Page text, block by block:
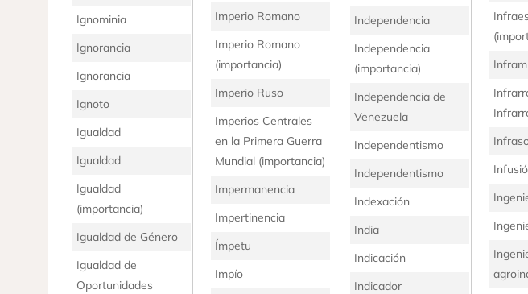
Ignominia
Ignorancia
Ignorancia
Ignoto
Igualdad
Igualdad
Igualdad
(importancia)
Igualdad de Género
Igualdad de
Oportunidades
Imperio Romano
Imperio Romano
(importancia)
Imperio Ruso
Imperios Centrales
en la Primera Guerra
Mundial (importancia)
Impermanencia
Impertinencia
Ímpetu
Impío
Independencia
Independencia
(importancia)
Independencia de
Venezuela
Independentismo
Independentismo
Indexación
India
Indicación
Indicador